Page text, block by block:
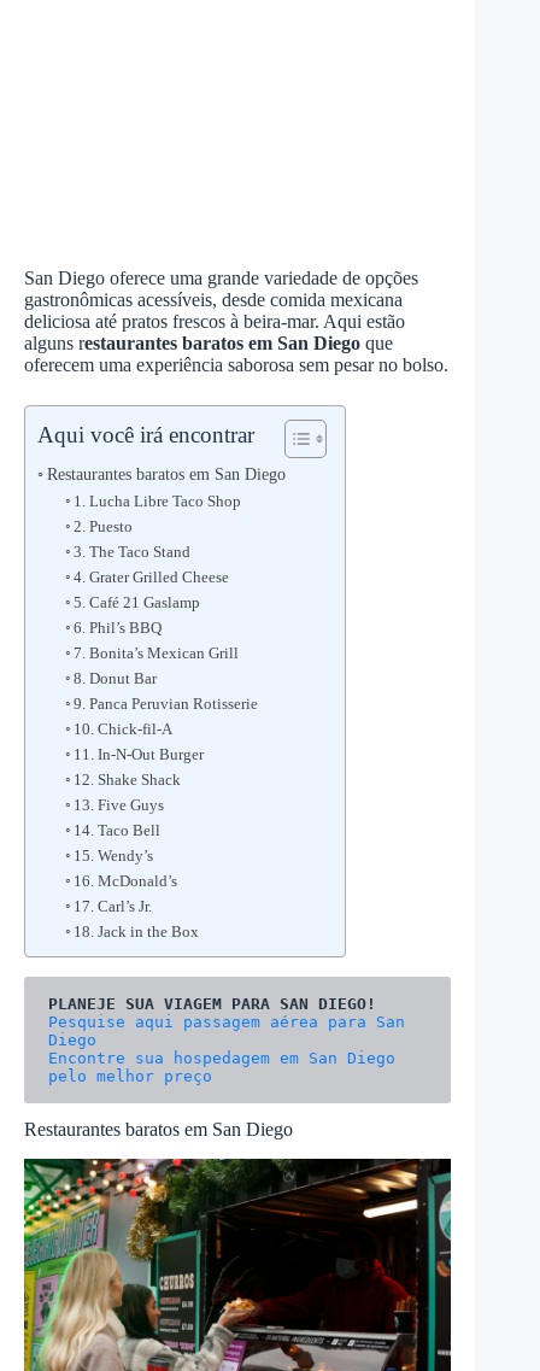
San Diego oferece uma grande variedade de opções
gastronômicas acessíveis, desde comida mexicana
deliciosa até pratos frescos à beira-mar. Aqui estão
alguns restaurantes baratos em San Diego que
oferecem uma experiência saborosa sem pesar no bolso.
Aqui você irá encontrar
Restaurantes baratos em San Diego
1. Lucha Libre Taco Shop
2. Puesto
3. The Taco Stand
4. Grater Grilled Cheese
5. Café 21 Gaslamp
6. Phil’s BBQ
7. Bonita’s Mexican Grill
8. Donut Bar
9. Panca Peruvian Rotisserie
10. Chick-fil-A
11. In-N-Out Burger
12. Shake Shack
13. Five Guys
14. Taco Bell
15. Wendy’s
16. McDonald’s
17. Carl’s Jr.
18. Jack in the Box
Pesquise aqui passagem aérea para San
Encontre sua hospedagem em San Diego
pelo melhor preço
Restaurantes baratos em San Diego